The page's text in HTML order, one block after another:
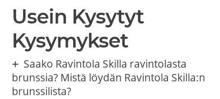
Usein Kysytyt
Kysymykset
Saako Ravintola Skilla ravintolasta
brunssia? Mistä löydän Ravintola Skilla:n
brunssilista?